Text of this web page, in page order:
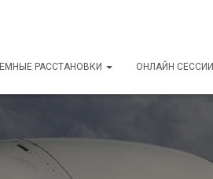
РАССТАНОВКИ ОНЛАЙН СЕССИИ